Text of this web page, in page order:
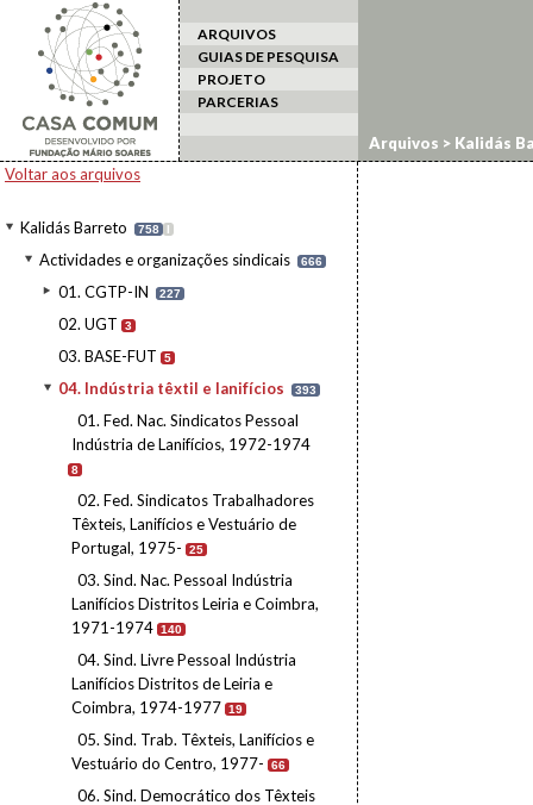
ARQUIVOS
GUIAS DE PESQUISA
PROJETO
PARCERIAS
Voltar aos arquivos
Kalidás Barreto 758 I
Actividades e organizações sindicais 666
01. CGTP-IN 227
02. UGT 3
03. BASE-FUT 5
04. Indústria têxtil e lanifícios 393
01. Fed. Nac. Sindicatos Pessoal
Indústria de Lanifícios, 1972-1974
8
02. Fed. Sindicatos Trabalhadores
Têxteis, Lanifícios e Vestuário de
Portugal, 1975-
25
03. Sind. Nac. Pessoal Indústria
Lanifícios Distritos Leiria e Coimbra,
1971-1974 140
04. Sind. Livre Pessoal Indústria
Lanifícios Distritos de Leiria e
Coimbra, 1974-1977 19
05. Sind. Trab. Têxteis, Lanifícios e
Vestuário do Centro, 1977-
66
06. Sind. Democrático dos Têxteis
Arquivos > Kalidás